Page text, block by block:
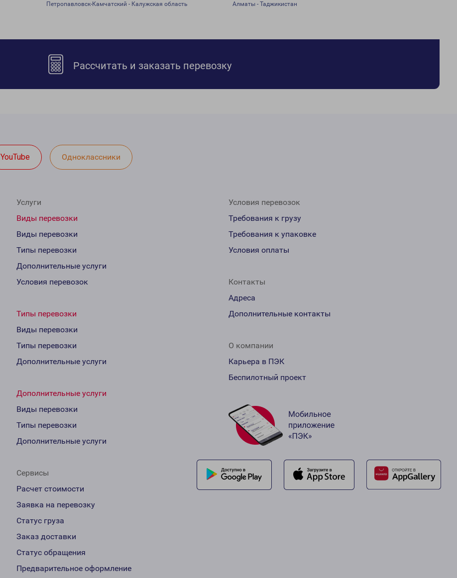
Петропавловск-Камчатский - Калужская область Алматы - Таджикистан
Рассчитать и заказать перевозку
YouTube Одноклассники
Услуги
Виды перевозки
Виды перевозки
Типы перевозки
Дополнительные услуги
Условия перевозок
Типы перевозки
Виды перевозки
Типы перевозки
Дополнительные услуги
Дополнительные услуги
Виды перевозки
Типы перевозки
Дополнительные услуги
Сервисы
Расчет стоимости
Заявка на перевозку
Статус груза
Заказ доставки
Статус обращения
Предварительное оформление
Условия перевозок
Требования к грузу
Требования к упаковке
Условия оплаты
Контакты
Адреса
Дополнительные контакты
О компании
Карьера в ПЭК
Беспилотный проект